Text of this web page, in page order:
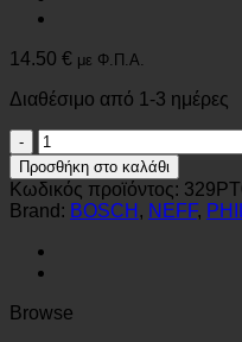
14.50 € με Φ.Π.Α.
Διαθέσιμο από 1-3 ημέρες
329PT02
Σχάρα
Φούρνου
ποσότητα
Προσθήκη στο καλάθι
Κωδικός προϊόντος:
Brand: BOSCH , NEFF,
Browse